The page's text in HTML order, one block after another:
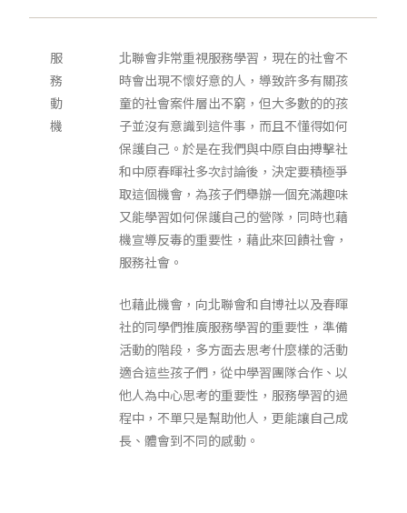
服
務
動
機
北聯會非常重視服務學習，現在的社會不
時會出現不懷好意的人，導致許多有關孩
童的社會案件層出不窮，但大多數的的孩
子並沒有意識到這件事，而且不懂得如何
保護自己。於是在我們與中原自由搏擊社
和中原春暉社多次討論後，決定要積極爭
取這個機會，為孩子們舉辦一個充滿趣味
又能學習如何保護自己的營隊，同時也藉
機宣導反毒的重要性，藉此來回饋社會，
服務社會。
也藉此機會，向北聯會和自博社以及春暉
社的同學們推廣服務學習的重要性，準備
活動的階段，多方面去思考什麼樣的活動
適合這些孩子們，從中學習團隊合作、以
他人為中心思考的重要性，服務學習的過
程中，不單只是幫助他人，更能讓自己成
長、體會到不同的感動。